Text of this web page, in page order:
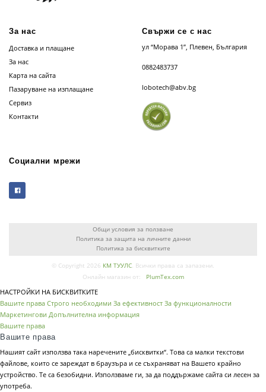
За нас
Доставка и плащане
За нас
Карта на сайта
Пазаруване на изплащане
Сервиз
Контакти
Свържи се с нас
ул “Морава 1”, Плевен, България
0882483737
lobotech@abv.bg
Социални мрежи
Общи условия за ползване
Политика за защита на личните данни
Политика за бисквитките
© Copyright 2026 КМ ТУУЛС. Всички права са запазени.
Онлайн магазин от:
PlumTex.com
НАСТРОЙКИ НА БИСКВИТКИТЕ
Вашите права Строго необходими За ефективност За функционалности
Маркетингови Допълнителна информация
Вашите права
Вашите права
Нашият сайт използва така наречените „бисквитки“. Това са малки текстови
файлове, които се зареждат в браузъра и се съхраняват на Вашето крайно
устройство. Те са безобидни. Използваме ги, за да поддържаме сайта си лесен за
употреба.